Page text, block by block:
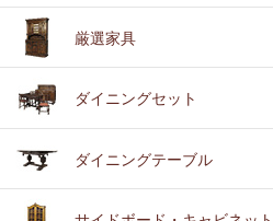
厳選家具
ダイニングセット
ダイニングテーブル